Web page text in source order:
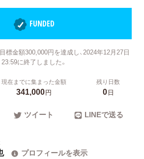
FUNDED
標金額300,000円を達成し、2024年12月27日
23:59に終了しました。
現在までに集まった金額
341,000円
残り日数
0日
ツイート LINEで送る
プロフィールを表示